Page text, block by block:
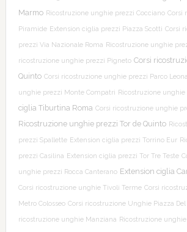
Marmo Ricostruzione unghie prezzi Cocciano Corsi
Piramide Extension ciglia prezzi Piazza Scotti Corsi
prezzi Via Nazionale Roma Ricostruzione unghie
ricostruzione unghie prezzi Pigneto Corsi
Quinto Corsi ricostruzione unghie prezzi Parco
unghie prezzi Monte Compatri Ricostruzione unghie
ciglia Tiburtina Roma Corsi ricostruzione unghie
Ricostruzione unghie prezzi Tor de Quinto
prezzi Spallette Extension ciglia prezzi Torrino Eur
prezzi Casilina Extension ciglia prezzi Tor Tre Teste
unghie prezzi Rocca Canterano Extension ciglia
Corsi ricostruzione unghie Tivoli Terme Corsi
Metro Colosseo Corsi ricostruzione Unghie Piazza Del
ricostruzione unghie Manziana Ricostruzione